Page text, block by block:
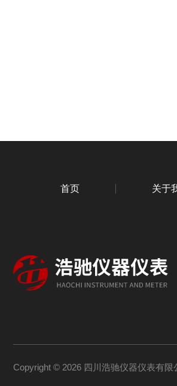
首页 关于
Copyright © 2026 四川浩驰仪器仪表有